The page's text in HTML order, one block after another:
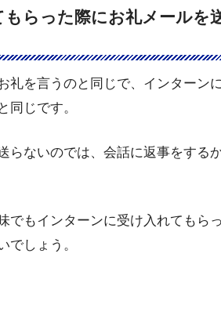
らった際にお礼メールを
礼を言うのと同じで、インターン
同じです。
らないのでは、会話に返事をする
でもインターンに受け入れてもら
でしょう。